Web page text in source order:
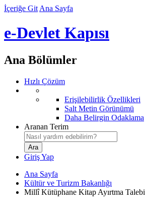
İçeriğe Git Ana Sayfa
e-Devlet Kapısı
Ana Bölümler
Hızlı Çözüm
Erişilebilirlik Özellikleri
Salt Metin Görünümü
Daha Belirgin Odaklama
Aranan Terim
Giriş Yap
Ana Sayfa
Kültür ve Turizm Bakanlığı
Millî Kütüphane Kitap Ayırtma Talebi